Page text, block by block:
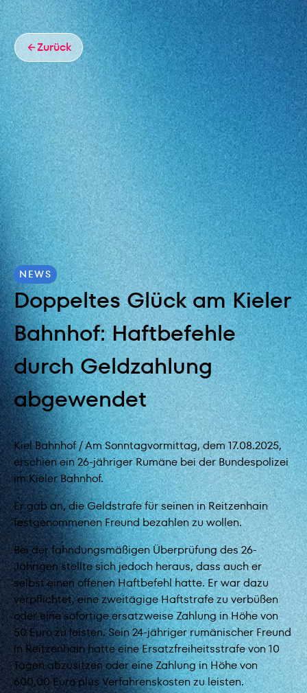
NEWS
Doppeltes Glück am Kieler
Bahnhof: Haftbefehle
durch Geldzahlung
abgewendet
Kiel Bahnhof / Am Sonntagvormittag, dem 17.08.2025,
erschien ein 26-jähriger Rumäne bei der Bundespolizei
im Kieler Bahnhof.
Er gab an, die Geldstrafe für seinen in Reitzenhain
festgenommenen Freund bezahlen zu wollen.
Bei der fahndungsmäßigen Überprüfung des 26-
Jährigen stellte sich jedoch heraus, dass auch er
selbst einen offenen Haftbefehl hatte. Er war dazu
verpflichtet, eine zweitägige Haftstrafe zu verbüßen
oder eine sofortige ersatzweise Zahlung in Höhe von
50 Euro zu leisten. Sein 24-jähriger rumänischer Freund
in Reitzenhain hatte eine Ersatzfreiheitsstrafe von 10
Tagen abzusitzen oder eine Zahlung in Höhe von
600,00 Euro plus Verfahrenskosten zu leisten.
Zurück